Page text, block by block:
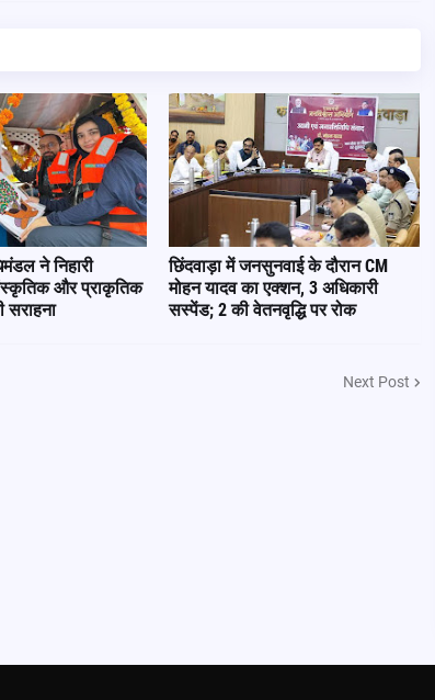
ने निहारी
और प्राकृतिक
सराहना
छिंदवाड़ा में जनसुनवाई के दौरान CM
मोहन यादव का एक्शन, 3 अधिकारी
सस्पेंड; 2 की वेतनवृद्धि पर रोक
Next Post